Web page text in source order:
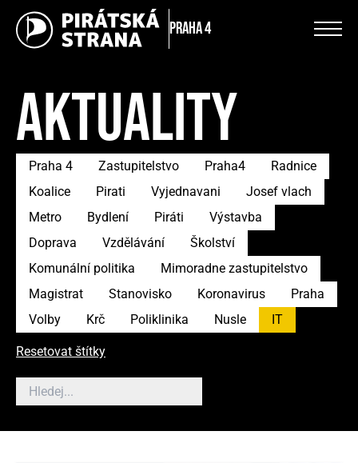
Praha 4
AKTUALITY
Praha 4 Zastupitelstvo Praha4
Radnice
Koalice
Pirati Vyjednavani
Josef vlach
Metro
Bydlení Piráti
Výstavba
Doprava
Vzdělávání
Školství
Komunální politika
Mimoradne zastupitelstvo
Magistrat
Stanovisko Koronavirus
Praha
Volby
Krč Poliklinika Nusle IT
Resetovat štítky